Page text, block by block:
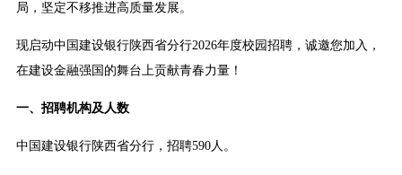
局，坚定不移推进高质量发展。
现启动中国建设银行陕西省分行2026年度校园招聘，诚邀您加入，
在建设金融强国的舞台上贡献青春力量！
一、招聘机构及人数
中国建设银行陕西省分行，招聘590人。